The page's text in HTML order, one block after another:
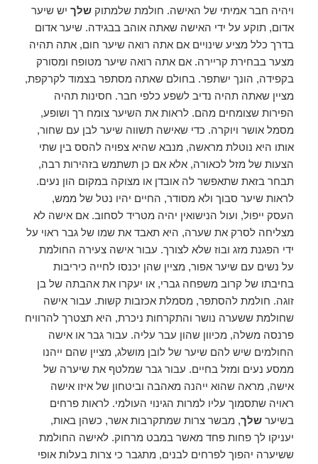
ויהיה חבר אמיתי של האישה. חולמת שלמתוקשלך יש שיער
אדום, תוקע על ידי האישה שאתה אוהב בבגידה. שיער אדום
בדרך כלל מציע שינויים אם אתה רואה שיער חום, אתה תהיה
מצער בבחירת קריירה. אם אתה רואה שיער מטופח ומסורק
בקפידה, הונך ישתפר. בחולם שאתה מסתפר בצמוד לקרקפת,
מציין שאתה תהיה נדיב לשפע כלפי חבר. חסינות תהיה
הפירות שצומחים מהם. לראות את השיער צומח רך ושופע,
מסמל אושר ויוקרה. כדי שאישה תשווה שיער לבן עם שחור,
אותו היא נוטלת מראשה, מנבא שהיא צפויה להסס בין שתי
הצעות של מזל לכאורה, אלא אם כן תשתמש בזהירות רבה,
תבחר בזאת שתאפשר לה אובדן או מצוקה במקום הון נעים.
לראות שיער סבוך ולא מסודר, החיים יהיו נטל של ממש,
העסק ייפול, ועול הנישואין יהיה מטריד לסחוב. אם אישה לא
מצליחה לסרק את שערה, היא תאבד את שמו של גבר ראוי על
ידי הפגנת מזג ובוז שלא לצורך. עבור אישה צעירה החולמת
על נשים עם שיער אפור, מציין שהן יכנסו לחייה כיריבות
בחיבתו של קרוב משפחה גברי, או יעקרו את אהבתה של בן
זוגה. חולמת להסתפר, מסמלת אכזבות קשות. עבור אישה
שחולמת ששערה נושר והתקרחות ניכרת, היא תצטרך להרוויח
פרנסה משלה, מכיוון שהון עבר עליה. עבור גבר או אישה
החולמים שיש להם שיער של לובן מושלג, מציין שהם ייהנו
ממסע נעים ומזל בחיים. עבור גבר שמלטף את שיערה של
אישה, מראה שהוא ייהנה מאהבה וביטחון של איזו אישה
ראויה שתסמוך עליו למרות הגינוי העולמי. לראות פרחים
בשיערשלך, מבשר צרות שמתקרבות אשר, כשהן באות,
יעניקו לך פחות פחד מאשר במבט מרחוק. לאישה החולמת
ששיערה יהפוך לפרחים לבנים, מתגבר כי צרות בעלות אופי